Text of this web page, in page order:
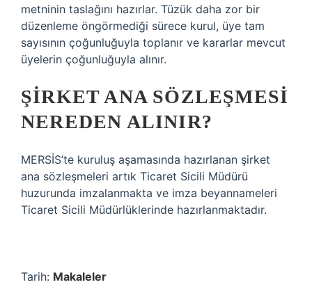
metninin taslağını hazırlar. Tüzük daha zor bir
düzenleme öngörmediği sürece kurul, üye tam
sayısının çoğunluğuyla toplanır ve kararlar mevcut
üyelerin çoğunluğuyla alınır.
ŞIRKET ANA SÖZLEŞMESI
NEREDEN ALINIR?
MERSİS’te kuruluş aşamasında hazırlanan şirket
ana sözleşmeleri artık Ticaret Sicili Müdürü
huzurunda imzalanmakta ve imza beyannameleri
Ticaret Sicili Müdürlüklerinde hazırlanmaktadır.
Tarih: Makaleler